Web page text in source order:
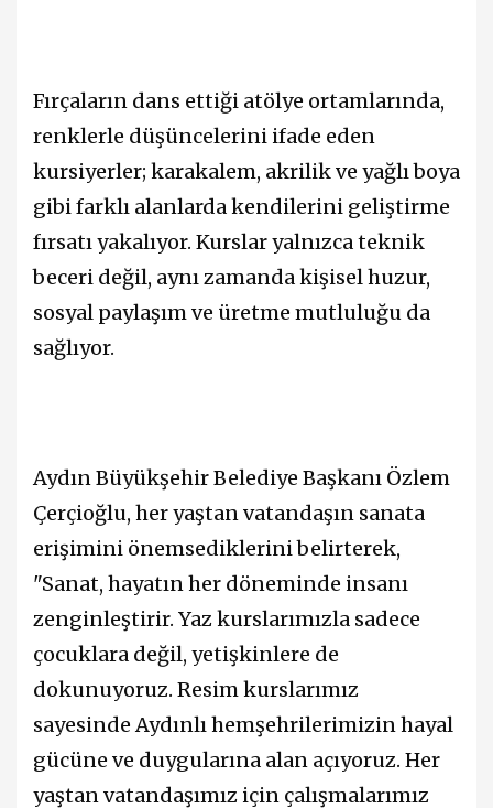
Fırçaların dans ettiği atölye ortamlarında,
renklerle düşüncelerini ifade eden
kursiyerler; karakalem, akrilik ve yağlı boya
gibi farklı alanlarda kendilerini geliştirme
fırsatı yakalıyor. Kurslar yalnızca teknik
beceri değil, aynı zamanda kişisel huzur,
sosyal paylaşım ve üretme mutluluğu da
sağlıyor.
Aydın Büyükşehir Belediye Başkanı Özlem
Çerçioğlu, her yaştan vatandaşın sanata
erişimini önemsediklerini belirterek,
"Sanat, hayatın her döneminde insanı
zenginleştirir. Yaz kurslarımızla sadece
çocuklara değil, yetişkinlere de
dokunuyoruz. Resim kurslarımız
sayesinde Aydınlı hemşehrilerimizin hayal
gücüne ve duygularına alan açıyoruz. Her
yaştan vatandaşımız için çalışmalarımız